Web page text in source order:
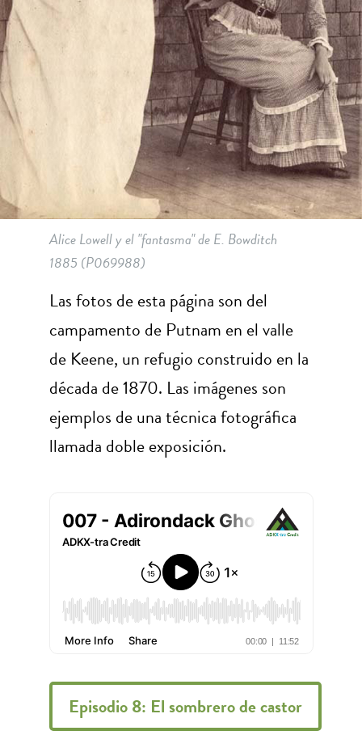
Alice Lowell y el "fantasma" de E. Bowditch
1885 (P069988)
Las fotos de esta página son del
campamento de Putnam en el valle
de Keene, un refugio construido en la
década de 1870. Las imágenes son
ejemplos de una técnica fotográfica
llamada doble exposición.
Episodio 8: El sombrero de castor